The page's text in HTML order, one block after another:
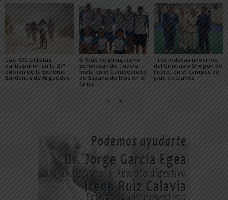
Casi 800 ciclistas
participaron en la 27ª
edición de la Extreme
Bardenas de Arguedas
El Club de piragüismo
Ebrokayak de Tudela
brilla en el Campeonato
de España de Ríos en el
Cinca
Tres judocas navarros
del Gimnasio Shogun de
Fitero, en el campus de
judo de Llanes